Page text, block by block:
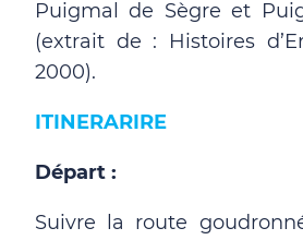
Puigmal de Sègre et
(extrait de : Histoires
2000).
ITINERARIRE
Départ :
Suivre la route